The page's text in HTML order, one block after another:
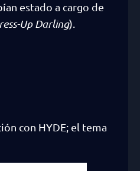
estado a cargo de
Up Darling).
con HYDE; el tema